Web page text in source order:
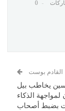
0
القادم بوست
يخاطب بيل
لمواجهة الذكاء
بضبط أصحاب